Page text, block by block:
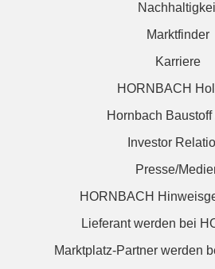
Marktfinder
Karriere
HORNBACH
Hornbach
Investor
Presse/
HORNBACH
Lieferant werden bei
Marktplatz-Partner werden